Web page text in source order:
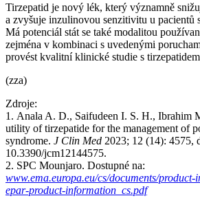
Tirzepatid je nový lék, který významně
a zvyšuje inzulinovou senzitivitu u pacientů
Má potenciál stát se také modalitou
zejména v kombinaci s uvedenými
provést kvalitní klinické studie s
(zza)
Zdroje:
1. Anala A. D., Saifudeen I. S. H., Ibrahim
utility of tirzepatide for the management of
syndrome. J Clin Med 2023; 12 (14): 4575,
10.3390/jcm12144575.
2. SPC Mounjaro. Dostupné na:
www.ema.europa.eu/cs/documents/
epar-product-information_cs.pdf